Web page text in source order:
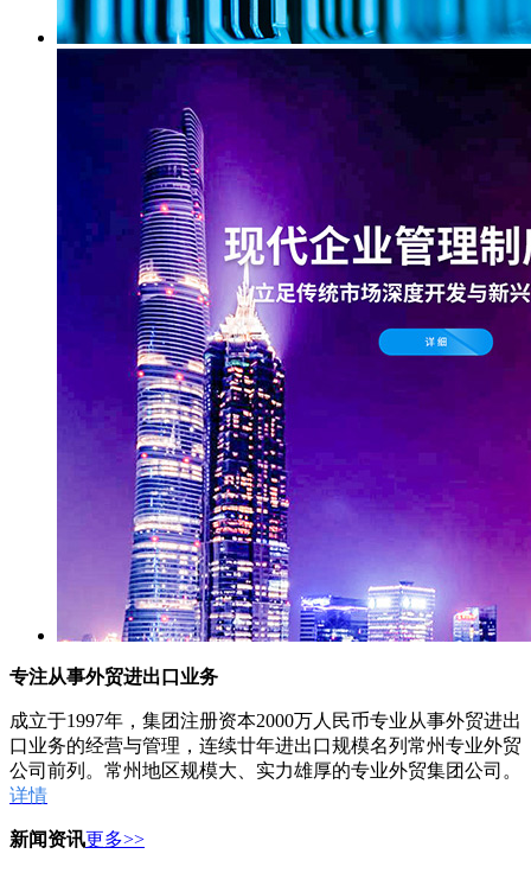
专注从事外贸进出口业务
成立于1997年，集团注册资本2000万人民币专业从事外贸进出
口业务的经营与管理，连续廿年进出口规模名列常州专业外贸
公司前列。常州地区规模大、实力雄厚的专业外贸集团公司。
详情
新闻资讯更多>>